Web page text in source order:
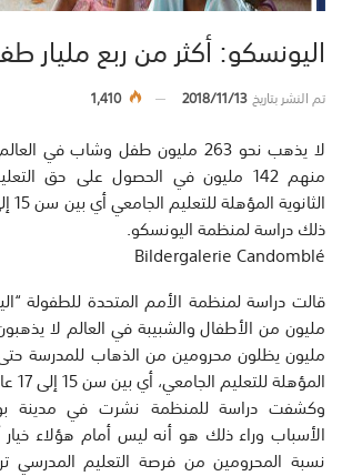
اليونسكو: أكثر من ربع مليار
تم النشر بتاريخ2018/11/13
1,410
لا يذهب نحو 263 مليون طفل وشاب في
منهم 142 مليون في الحصول على حق
ذلك دراسة لمنظمة اليونسكو.
Bildergalerie Candomblé
مليون يظلون محرومين من الذهاب للمدرسة حتى
المؤهلة للتعليم الجامعي، أي بين سن 15 إلى 17 عاماً.
وكشفت دراسة للمنظمة نشرت في مدينة
الأسباب وراء ذلك هو أنه ليس أمام هؤلاء
نسبة المحرومين من فرصة التعليم المدرسي